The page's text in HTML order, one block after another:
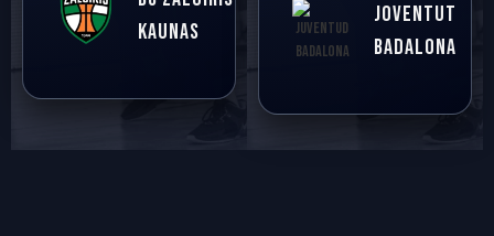
KAUNAS
JOVENTUT
BADALONA